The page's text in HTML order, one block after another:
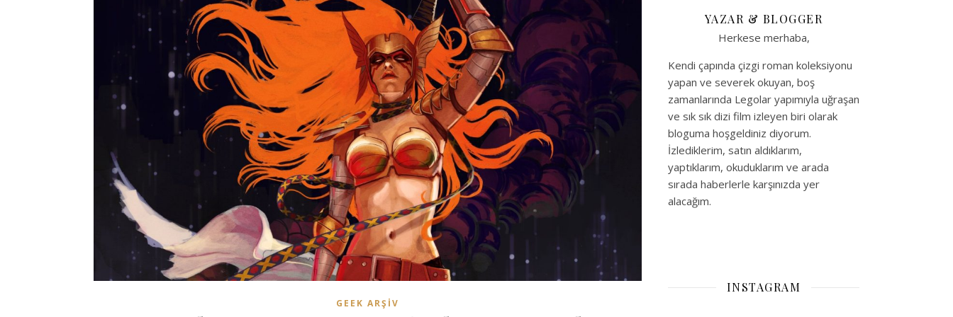
GEEK ARŞIV
YAZAR & BLOGGER
Herkese merhaba,
Kendi çapında çizgi roman koleksiyonu
yapan ve severek okuyan, boş
zamanlarında Legolar yapımıyla uğraşan
ve sık sık dizi film izleyen biri olarak
bloguma hoşgeldiniz diyorum.
İzlediklerim, satın aldıklarım,
yaptıklarım, okuduklarım ve arada
sırada haberlerle karşınızda yer
alacağım.
INSTAGRAM